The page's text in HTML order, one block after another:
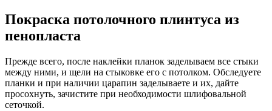
Покраска потолочного плинтуса из
пенопласта
Прежде всего, после наклейки планок заделываем все стыки
между ними, и щели на стыковке его с потолком. Обследуете
планки и при наличии царапин заделываете и их, дайте
просохнуть, зачистите при необходимости шлифовальной
сеточкой.